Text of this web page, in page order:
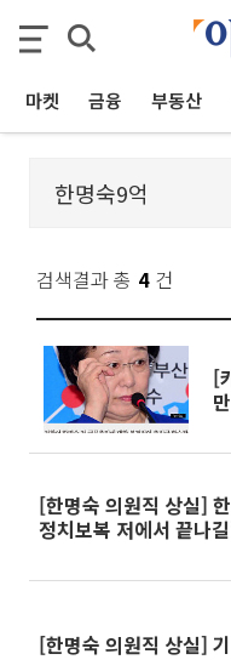
마켓 금융 부동산
검색결과 총 4 건
[
[한명숙 의원직 상실]
정치보복 저에서 끝나
[한명숙 의원직 상실]